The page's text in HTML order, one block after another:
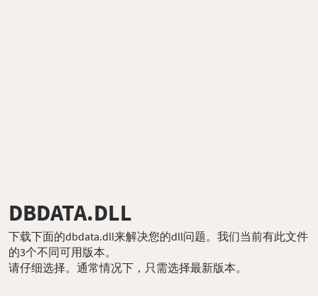
DBDATA.DLL
下载下面的dbdata.dll来解决您的dll问题。我们当前有此文件
的3个不同可用版本。
请仔细选择。通常情况下，只需选择最新版本。